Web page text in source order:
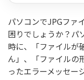
パソコンでJPGファ
困りでしょうか？パ
時に、「ファイルが
ん」、「ファイルの
ったエラーメッセー